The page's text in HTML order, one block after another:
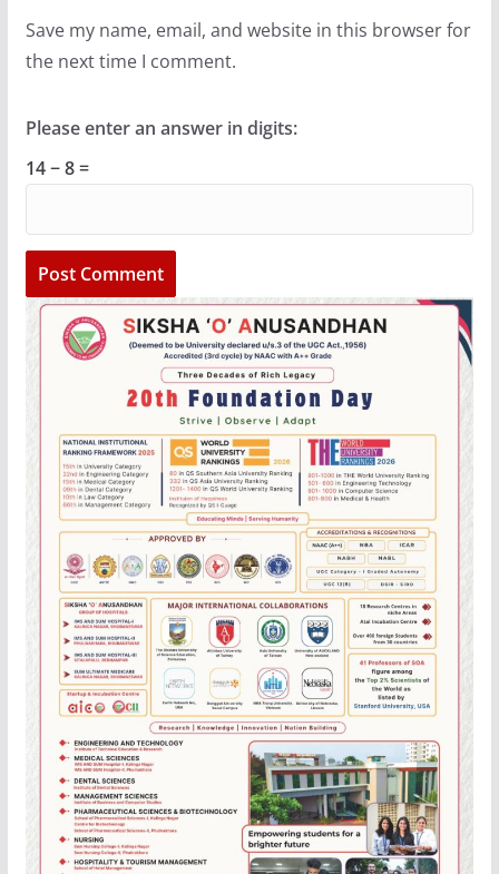
Save my name, email, and website in this browser for
the next time I comment.
Please enter an answer in digits:
14 − 8 =